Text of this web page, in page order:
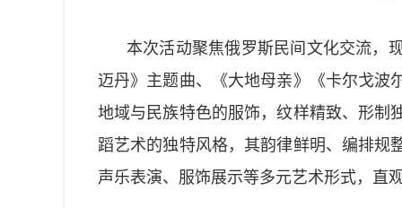
本次活动聚焦俄罗斯民间文化交流，
迈丹》主题曲、《大地母亲》《卡尔戈波
地域与民族特色的服饰，纹样精致、形制
蹈艺术的独特风格，其韵律鲜明、编排规
声乐表演、服饰展示等多元艺术形式，直